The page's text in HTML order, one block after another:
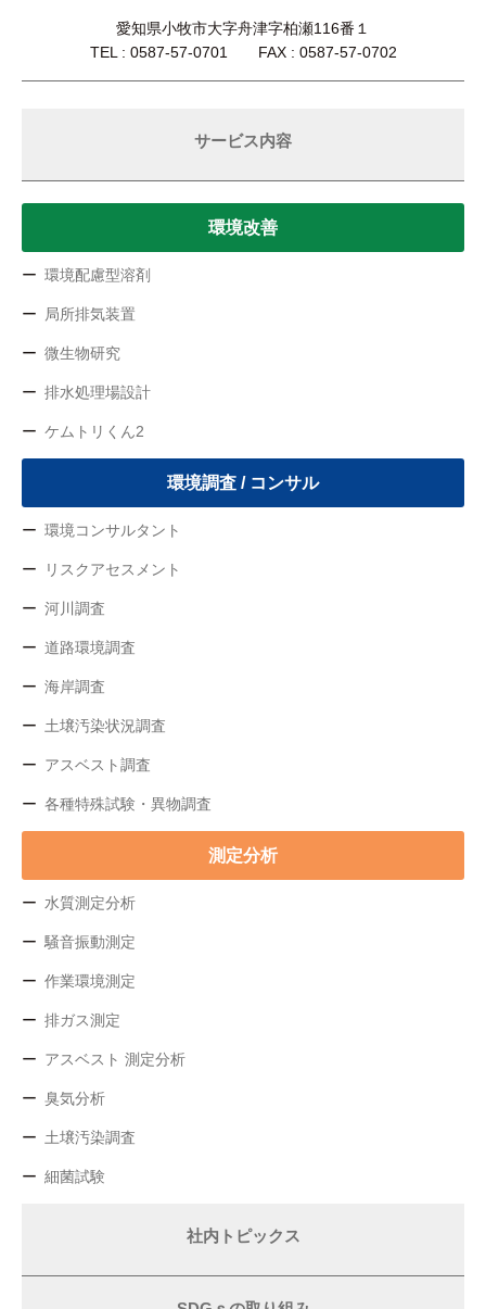
愛知県小牧市大字舟津字柏瀬116番１
TEL : 0587-57-0701 FAX : 0587-57-0702
サービス内容
環境改善
環境配慮型溶剤
局所排気装置
微生物研究
排水処理場設計
ケムトリくん2
環境調査 / コンサル
環境コンサルタント
リスクアセスメント
河川調査
道路環境調査
海岸調査
土壌汚染状況調査
アスベスト調査
各種特殊試験・異物調査
測定分析
水質測定分析
騒音振動測定
作業環境測定
排ガス測定
アスベスト 測定分析
臭気分析
土壌汚染調査
細菌試験
社内トピックス